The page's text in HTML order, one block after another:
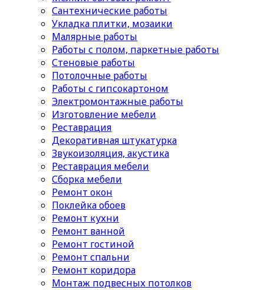
Сантехнические работы
Укладка плитки, мозаики
Малярные работы
Работы с полом, паркетные работы
Стеновые работы
Потолочные работы
Работы с гипсокартоном
Электромонтажные работы
Изготовление мебели
Реставрация
Декоративная штукатурка
Звукоизоляция, акустика
Реставрация мебели
Сборка мебели
Ремонт окон
Поклейка обоев
Ремонт кухни
Ремонт ванной
Ремонт гостиной
Ремонт спальни
Ремонт коридора
Монтаж подвесных потолков